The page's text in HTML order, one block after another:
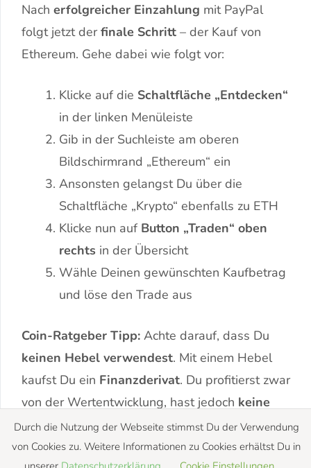
Nach erfolgreicher Einzahlung mit PayPal
folgt jetzt derfinale Schritt – der Kauf von
Ethereum. Gehe dabei wie folgt vor:
Klicke auf die Schaltfläche „Entdecken“
in der linken Menüleiste
Gib in der Suchleiste am oberen
Bildschirmrand „Ethereum“ ein
Ansonsten gelangst Du über die
Schaltfläche „Krypto“ ebenfalls zu ETH
Klicke nun auf Button „Traden“ oben
rechts in der Übersicht
Wähle Deinen gewünschten Kaufbetrag
und löse den Trade aus
Coin-Ratgeber Tipp: Achte darauf, dass Du
keinen Hebel verwendest. Mit einem Hebel
kaufst Du ein Finanzderivat. Du profitierst zwar
von der Wertentwicklung, hast jedoch keine
echten Ethereum gekauft, mit PayPal.
Durch die Nutzung der Webseite stimmst Du der Verwendung
von Cookies zu. Weitere Informationen zu Cookies erhältst Du in